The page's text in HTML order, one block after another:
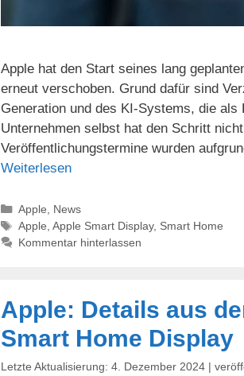
Apple hat den Start seines lang
erneut verschoben. Grund dafür sind
Generation und des KI-Systems, die
Unternehmen selbst hat den Schritt
Veröffentlichungstermine wurden
Weiterlesen
Kategorien
Apple
News
Schlagwörter
Apple Apple Smart Display, Smart Home
Kommentar hinterlassen
Apple: Details aus
Smart Home Display
4. Dezember 2024